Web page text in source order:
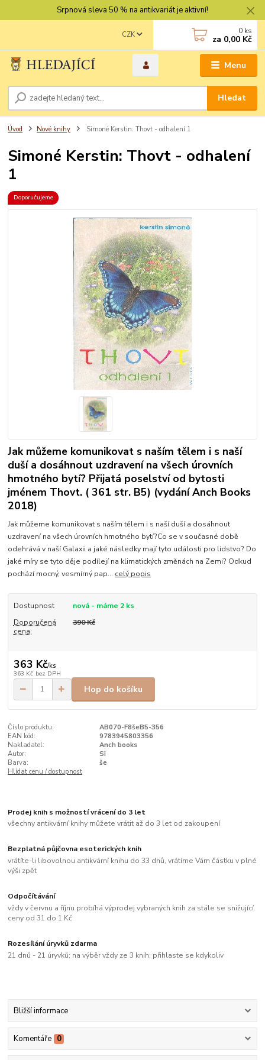
Srpnová sleva 50 % na antikvariát je aktivní!
Menu
CZK
Hledat
0 ks
za 0,00 Kč
Úvod Nové knihy Simoné Kerstin: Thovt - odhalení 1
Simoné Kerstin: Thovt - odhalení
1
Doporučujeme
Jak můžeme komunikovat s naším tělem i s naší
duší a dosáhnout uzdravení na všech úrovních
hmotného bytí? Přijatá poselství od bytosti
jménem Thovt. ( 361 str. B5) (vydání Anch Books
2018)
Jak můžeme komunikovat s naším tělem i s naší duší a dosáhnout
uzdravení na všech úrovních hmotného bytí?Co se v současné době
odehrává v naší Galaxii a jaké následky mají tyto události pro lidstvo? Do
jaké míry se tyto děje podílejí na klimatických změnách na Zemi? Odkud
pochází mocný, vesmírný pap... celý popis
Dostupnost
nová - máme 2 ks
Doporučená
cena:
390 Kč
363 Kč/ks
363 Kč bez DPH
Hop do košíku
Číslo produktu:
AB070-F8šeB5-356
EAN kód:
9783945803356
Nakladatel:
Anch books
Autor:
Si
Barva:
še
Hlídat cenu / dostupnost
Prodej knih s možností vrácení do 3 let
všechny antikvární knihy můžete vrátit až do 3 let od zakoupení
Bezplatná půjčovna esoterických knih
vrátíte-li libovolnou antikvární knihu do 33 dnů, vrátíme Vám částku v plné
výši zpět
Odpočítávání
vždy v červnu a říjnu probíhá výprodej vybraných knih za stále se snižující
ceny od 31 do 1 Kč
Rozesílání úryvků zdarma
21 dnů - 21 úryvků; na výběr vždy ze 3 knih; přihlaste se kdykoliv
Bližší informace
Komentáře 0